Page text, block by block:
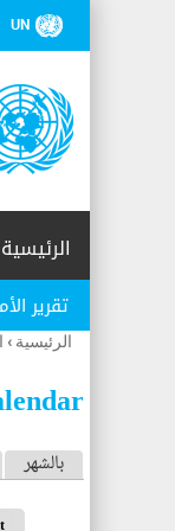
UN
الرئيسية
تقرير
أنت
هنا
الرئيسية ›
ا بالشهر